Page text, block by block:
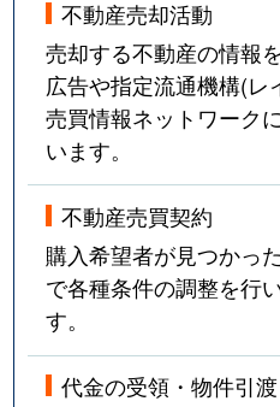
不動産売却活動
売却する不動産の情報
広告や指定流通機構(
売買情報ネットワーク
います。
不動産売買契約
購入希望者が見つかっ
で各種条件の調整を行
す。
代金の受領・物件引渡